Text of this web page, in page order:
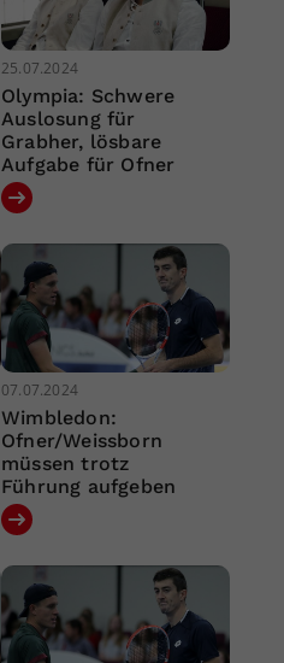
25.07.2024
Olympia: Schwere
Auslosung für
Grabher, lösbare
Aufgabe für Ofner
07.07.2024
Wimbledon:
Ofner/Weissborn
müssen trotz
Führung aufgeben